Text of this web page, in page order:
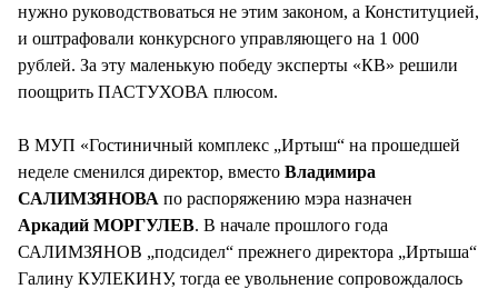
нужно руководствоваться не этим законом, а Конституцией,
и оштрафовали конкурсного управляющего на 1 000
рублей. За эту маленькую победу эксперты «КВ» решили
поощрить ПАСТУХОВА плюсом.
В МУП «Гостиничный комплекс „Иртыш“ на прошедшей
неделе сменился директор, вместо Владимира
САЛИМЗЯНОВА по распоряжению мэра назначен
Аркадий МОРГУЛЕВ. В начале прошлого года
САЛИМЗЯНОВ „подсидел“ прежнего директора „Иртыша“
Галину КУЛЕКИНУ, тогда ее увольнение сопровождалось